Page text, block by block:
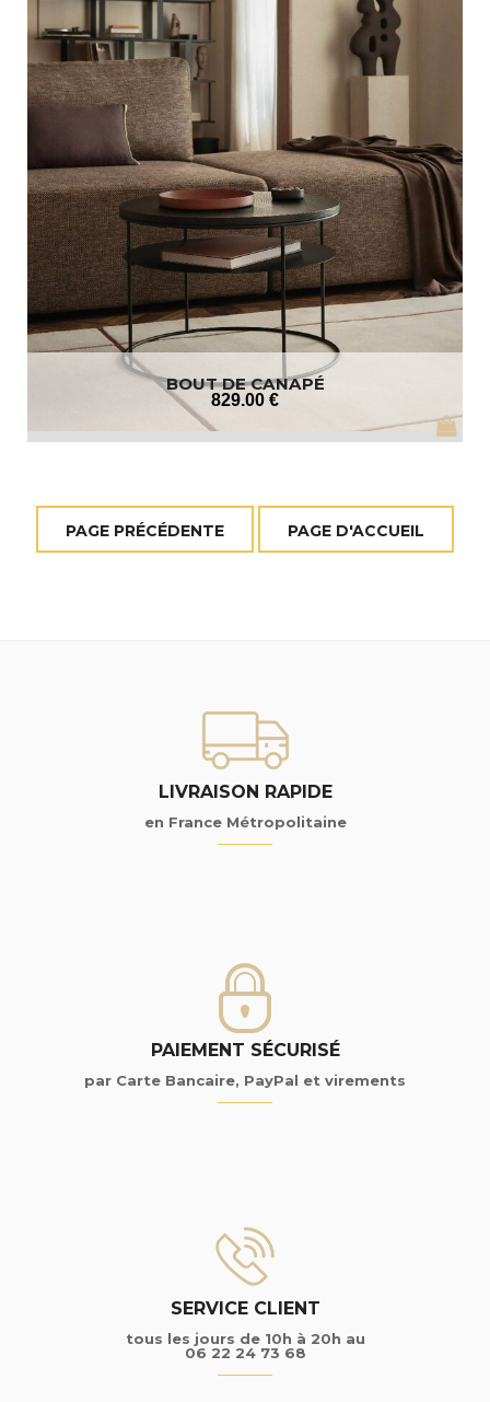
BOUT DE CANAPÉ
829.00 €
LIVRAISON RAPIDE
en France Métropolitaine
PAIEMENT SÉCURISÉ
par Carte Bancaire, PayPal et virements
SERVICE CLIENT
tous les jours de 10h à 20h au
06 22 24 73 68